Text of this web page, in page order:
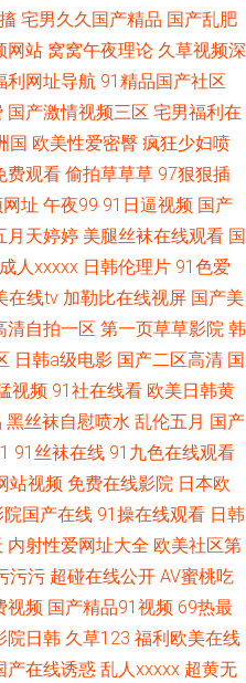
宅男久久国产精品 国产乱肥
网站 窝窝午夜理论 久草视频深
利网址导航 91精品国产社区
国产激情视频三区 宅男福利在
国 欧美性爱密臀 疯狂少妇喷
费观看 偷拍草草草 97狠狠插
址 午夜99 91日逼视频 国产
月天婷婷 美腿丝袜在线观看 国
成人xxxxx 日韩伦理片 91色爱
在线tv 加勒比在线视屏 国产美
清自拍一区 第一页草草影院 韩
日韩a级电影 国产二区高清 国
视频 91社在线看 欧美日韩黄
黑丝袜自慰喷水 乱伦五月 国产
91丝袜在线 91九色在线观看
站视频 免费在线影院 日本欧
院国产在线 91操在线观看 日韩
内射性爱网址大全 欧美社区第
污污 超碰在线公开 AV蜜桃吃
视频 国产精品91视频 69热最
院日韩 久草123 福利欧美在线
产在线诱惑 乱人xxxxx 超黄无